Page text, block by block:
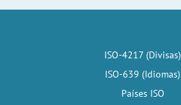
ISO-4217 (Divisas)
ISO-639 (Idiomas)
Países ISO